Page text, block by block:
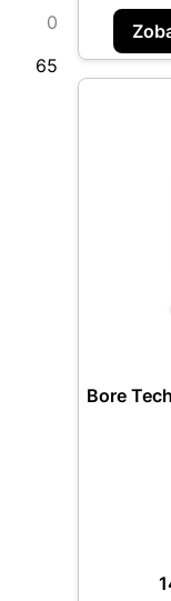
0
65
Bore